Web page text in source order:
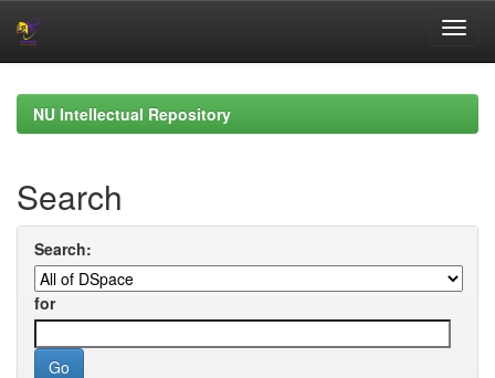
navigationNU Intellectual Repository
Search
Search:
for